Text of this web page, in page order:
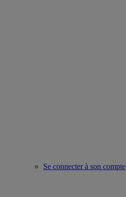
Se connecter à son compte